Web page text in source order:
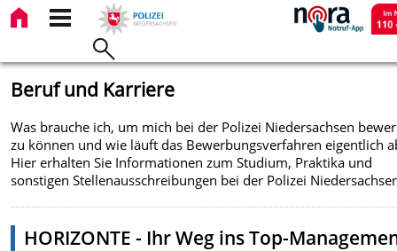
Beruf und Karriere
Was brauche ich, um mich bei der Polizei Niedersachsen
zu können und wie läuft das Bewerbungsverfahren eigentlich
Hier erhalten Sie Informationen zum Studium, Praktika und
sonstigen Stellenausschreibungen bei der Polizei
HORIZONTE - Ihr Weg ins Top-